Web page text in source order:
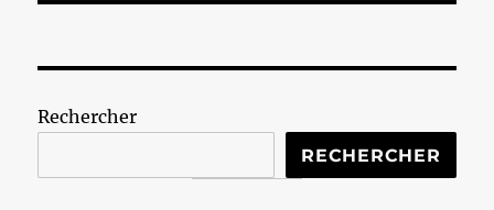
Rechercher
RECHERCHER